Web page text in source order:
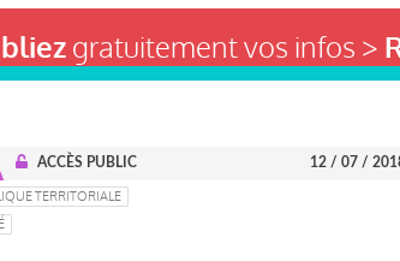
gratuitement vos infos >
ACCÈS PUBLIC 12 / 07 /
TERRITORIALE